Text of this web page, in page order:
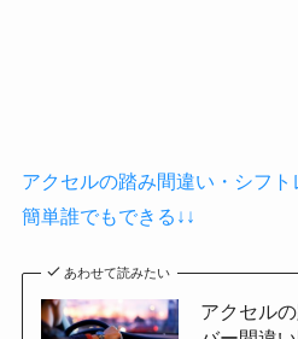
アクセルの踏み間違い・シフ
簡単誰でもできる↓↓
あわせて読みたい
アクセル